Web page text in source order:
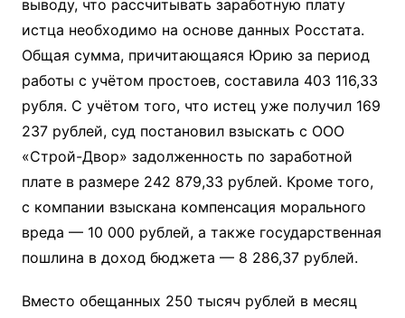
выводу, что рассчитывать заработную плату
истца необходимо на основе данных Росстата.
Общая сумма, причитающаяся Юрию за период
работы с учётом простоев, составила 403 116,33
рубля. С учётом того, что истец уже получил 169
237 рублей, суд постановил взыскать с ООО
«Строй-Двор» задолженность по заработной
плате в размере 242 879,33 рублей. Кроме того,
с компании взыскана компенсация морального
вреда — 10 000 рублей, а также государственная
пошлина в доход бюджета — 8 286,37 рублей.
Вместо обещанных 250 тысяч рублей в месяц